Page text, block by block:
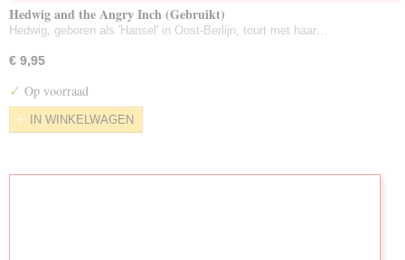
Hedwig and the Angry Inch (Gebruikt)
Hedwig, geboren als 'Hansel' in Oost-Berlijn, tourt met haar…
€ 9,95
✓ Op voorraad
IN WINKELWAGEN